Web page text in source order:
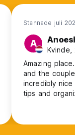
Stannade juli 2023
A
Kvinde,
Amazing place.
and the couple
incredibly nice
tips and
cozy. I met so